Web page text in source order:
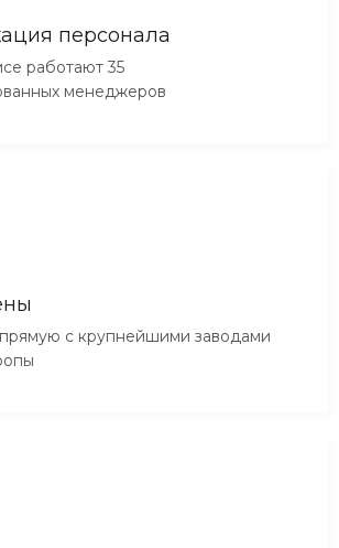
персонала
работают 35
менеджеров
с крупнейшими заводами